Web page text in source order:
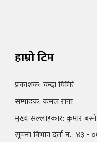
हाम्रो टिम
प्रकाशक: चन्दा घिमिरे
सम्पादक: कमल राना
मुख्य सल्लाहकार: कुमार
सूचना विभाग दर्ता नं. : ४३ -